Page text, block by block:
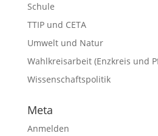
Schule
TTIP und CETA
Umwelt und Natur
Wahlkreisarbeit (Enzkreis und
Wissenschaftspolitik
Meta
Anmelden